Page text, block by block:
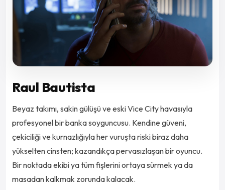
Raul Bautista
Beyaz takımı, sakin gülüşü ve eski Vice City havasıyla
profesyonel bir banka soyguncusu. Kendine güveni,
çekiciliği ve kurnazlığıyla her vuruşta riski biraz daha
yükselten cinsten; kazandıkça pervasızlaşan bir oyuncu.
Bir noktada ekibi ya tüm fişlerini ortaya sürmek ya da
masadan kalkmak zorunda kalacak.